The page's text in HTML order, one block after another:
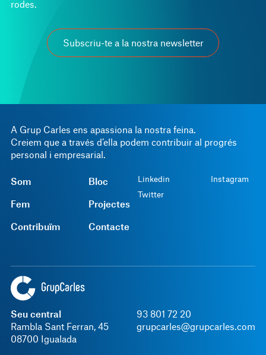
A Grup Carles ens apassiona la nostra feina.
Creiem que a través d’ella podem contribuir al progrés
personal i empresarial.
Som
Fem
Contribuïm
Bloc
Projectes
Contacte
Linkedin
Twitter
Instagram
Seu central
Rambla Sant Ferran, 45
08700 Igualada
93 801 72 20
grupcarles@grupcarles.com
rodes.
Subscriu-te a la nostra newsletter